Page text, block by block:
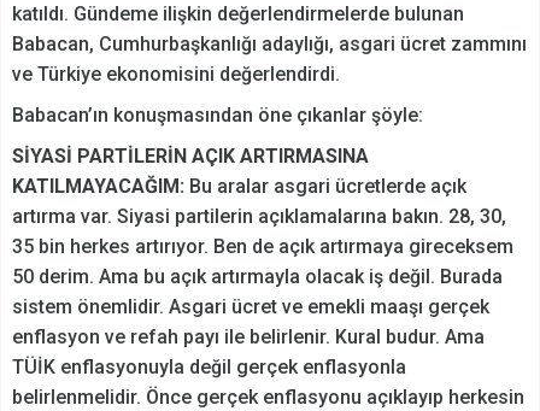
katıldı. Gündeme ilişkin değerlendirmelerde bulunan
Babacan, Cumhurbaşkanlığı adaylığı, asgari ücret zammını
ve Türkiye ekonomisini değerlendirdi.
Babacan’ın konuşmasından öne çıkanlar şöyle:
SİYASİ PARTİLERİN AÇIK ARTIRMASINA
KATILMAYACAĞIM: Bu aralar asgari ücretlerde açık
artırma var. Siyasi partilerin açıklamalarına bakın. 28, 30,
35 bin herkes artırıyor. Ben de açık artırmaya gireceksem
50 derim. Ama bu açık artırmayla olacak iş değil. Burada
sistem önemlidir. Asgari ücret ve emekli maaşı gerçek
enflasyon ve refah payı ile belirlenir. Kural budur. Ama
TÜİK enflasyonuyla değil gerçek enflasyonla
belirlenmelidir. Önce gerçek enflasyonu açıklayıp herkesin